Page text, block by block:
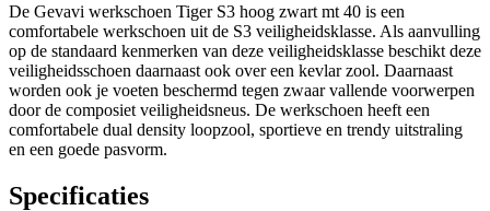
De Gevavi werkschoen Tiger S3 hoog zwart mt 40 is een
comfortabele werkschoen uit de S3 veiligheidsklasse. Als aanvulling
op de standaard kenmerken van deze veiligheidsklasse beschikt deze
veiligheidsschoen daarnaast ook over een kevlar zool. Daarnaast
worden ook je voeten beschermd tegen zwaar vallende voorwerpen
door de composiet veiligheidsneus. De werkschoen heeft een
comfortabele dual density loopzool, sportieve en trendy uitstraling
en een goede pasvorm.
Specificaties